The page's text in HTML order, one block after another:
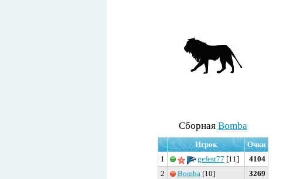
Cборная Bomba
Игрок
Очки
1
gefest77 [11]
4104
2
Bomba[10]
3269